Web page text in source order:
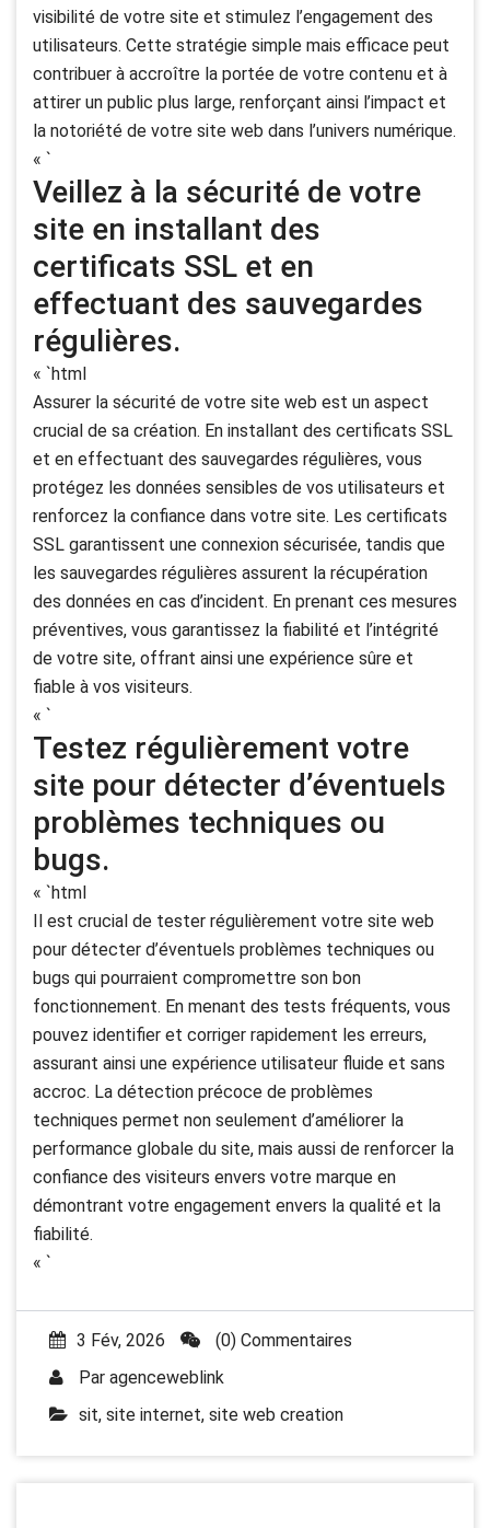
visibilité de votre site et stimulez l’engagement des
utilisateurs. Cette stratégie simple mais efficace peut
contribuer à accroître la portée de votre contenu et à
attirer un public plus large, renforçant ainsi l’impact et
la notoriété de votre site web dans l’univers numérique.
« `
Veillez à la sécurité de votre
site en installant des
certificats SSL et en
effectuant des sauvegardes
régulières.
« `html
Assurer la sécurité de votre site web est un aspect
crucial de sa création. En installant des certificats SSL
et en effectuant des sauvegardes régulières, vous
protégez les données sensibles de vos utilisateurs et
renforcez la confiance dans votre site. Les certificats
SSL garantissent une connexion sécurisée, tandis que
les sauvegardes régulières assurent la récupération
des données en cas d’incident. En prenant ces mesures
préventives, vous garantissez la fiabilité et l’intégrité
de votre site, offrant ainsi une expérience sûre et
fiable à vos visiteurs.
« `
Testez régulièrement votre
site pour détecter d’éventuels
problèmes techniques ou
bugs.
« `html
Il est crucial de tester régulièrement votre site web
pour détecter d’éventuels problèmes techniques ou
bugs qui pourraient compromettre son bon
fonctionnement. En menant des tests fréquents, vous
pouvez identifier et corriger rapidement les erreurs,
assurant ainsi une expérience utilisateur fluide et sans
accroc. La détection précoce de problèmes
techniques permet non seulement d’améliorer la
performance globale du site, mais aussi de renforcer la
confiance des visiteurs envers votre marque en
démontrant votre engagement envers la qualité et la
fiabilité.
« `
3 Fév, 2026
(0) Commentaires
Par agenceweblink
sit, site internet, site web creation